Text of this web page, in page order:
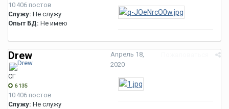
10 406 постов
Служу: Не служу
Опыт БД: Не имею
Drew
СГ
6 135
10 406 постов
Служу: Не служу
Апрель 18,
2020